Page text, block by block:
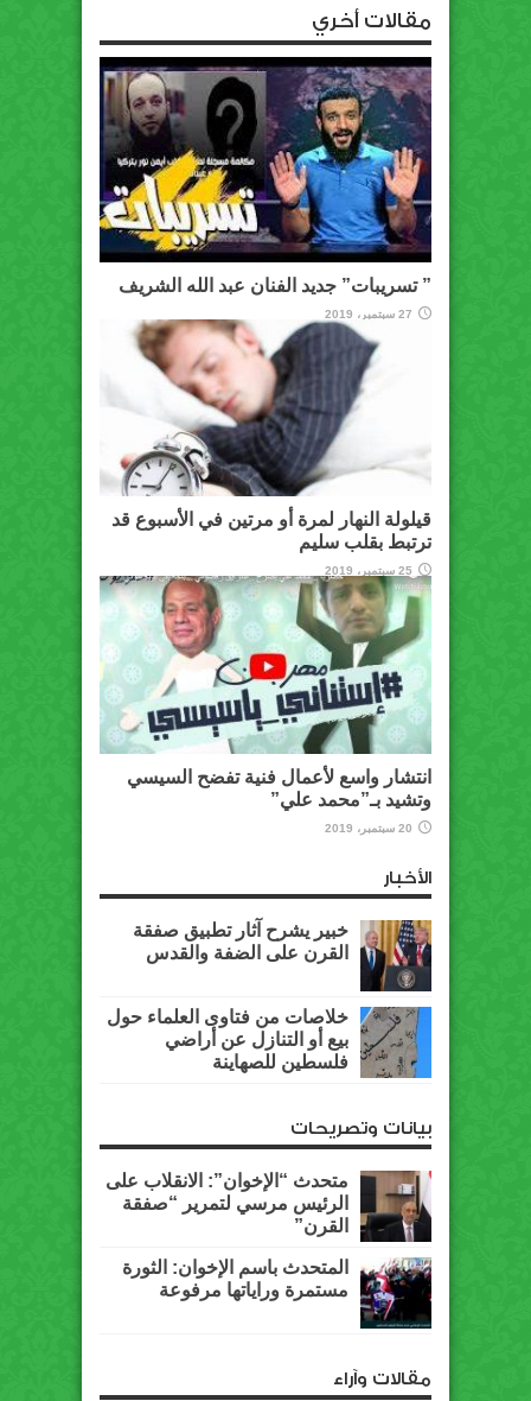
مقالات أخري
” تسريبات” جديد الفنان عبد الله الشريف
27 سبتمبر، 2019
قيلولة النهار لمرة أو مرتين في الأسبوع قد
ترتبط بقلب سليم
25 سبتمبر، 2019
انتشار واسع لأعمال فنية تفضح السيسي
وتشيد بـ”محمد علي”
20 سبتمبر، 2019
الأخبار
خبير يشرح آثار تطبيق صفقة
القرن على الضفة والقدس
خلاصات من فتاوى العلماء حول
بيع أو التنازل عن أراضي
فلسطين للصهاينة
بيانات وتصريحات
متحدث “الإخوان”: الانقلاب على
الرئيس مرسي لتمرير “صفقة
القرن”
المتحدث باسم الإخوان: الثورة
مستمرة وراياتها مرفوعة
مقالات وآراء